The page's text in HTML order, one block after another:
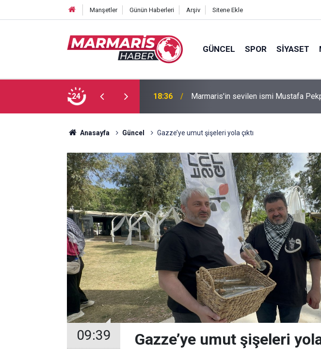
Manşetler Günün Haberleri Arşiv Sitene Ekle
GÜNCEL SPOR SIYASET
24
son yolculuğuna uğurlandı 16:35
Bakan Fidan: "Körfez'de devam
ayırmadı"
Anasayfa Güncel Gazze’ye umut şişeleri yola çıktı
09:39 Gazze’ye umut şişeleri